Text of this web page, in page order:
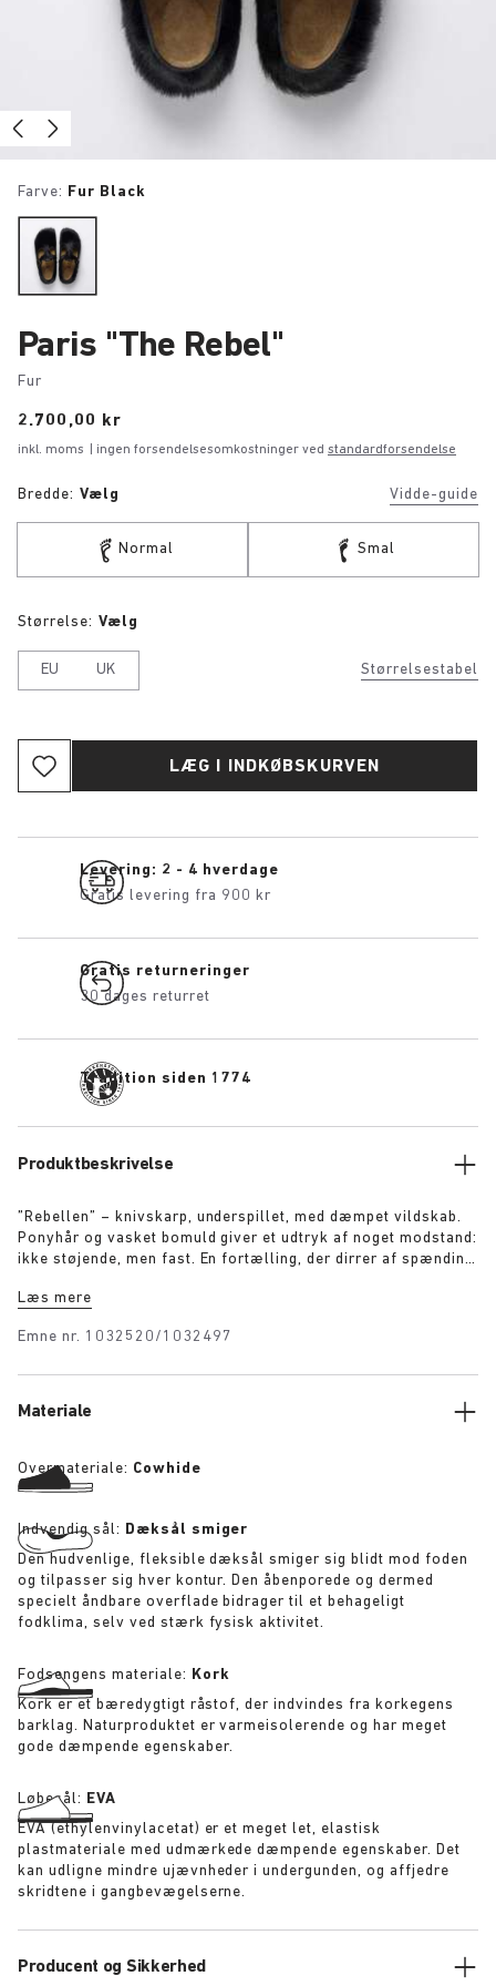
Farve: Fur Black
Paris "The Rebel"
Fur
Price:
2.700,00 kr
inkl. moms | ingen forsendelsesomkostninger ved standardforsendelse
Bredde: Vælg Vidde-guide
Normal Smal
Størrelsestabel
Størrelse: Vælg
EU UK
LÆG I INDKØBSKURVEN
Levering: 2 - 4 hverdage
Gratis levering fra 900 kr
Gratis returneringer
30 dages returret
Tradition siden 1774
Produktbeskrivelse
”Rebellen” – knivskarp, underspillet, med dæmpet vildskab.
Ponyhår og vasket bomuld giver et udtryk af noget modstand:
ikke støjende, men fast. En fortælling, der dirrer af spænding,
for at behage.
Læs mere
Emne nr. 1032520/1032497
Materiale
Overmateriale: Cowhide
Indvendig sål: Dæksål smiger
Den hudvenlige, fleksible dæksål smiger sig blidt mod foden
og tilpasser sig hver kontur. Den åbenporede og dermed
specielt åndbare overflade bidrager til et behageligt
fodklima, selv ved stærk fysisk aktivitet.
Fodsengens materiale: Kork
Kork er et bæredygtigt råstof, der indvindes fra korkegens
barklag. Naturproduktet er varmeisolerende og har meget
gode dæmpende egenskaber.
Løbesål: EVA
EVA (ethylenvinylacetat) er et meget let, elastisk
plastmateriale med udmærkede dæmpende egenskaber. Det
kan udligne mindre ujævnheder i undergunden, og affjedre
skridtene i gangbevægelserne.
Producent og Sikkerhed